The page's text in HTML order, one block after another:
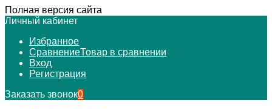
Полная версия сайта
Личный кабинет
Избранное
СравнениеТовар в сравнении
Вход
Регистрация
Заказать звонок0